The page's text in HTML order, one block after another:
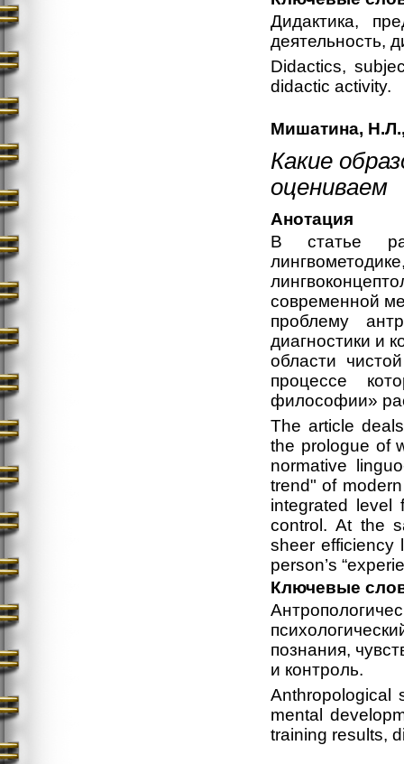
Дидактика,
деятельность,
Didactics,
didactic activity.
Мишатина,
Какие
оцениваем
Анотация
В статье
современной
проблему
диагностики и
области
процессе
философии»
The article
the prologue of
normative
trend" of
integrated level
control. At the
sheer efficiency
person’s
Ключевые
познания,
и контроль.
Аnthropological
mental
training results,